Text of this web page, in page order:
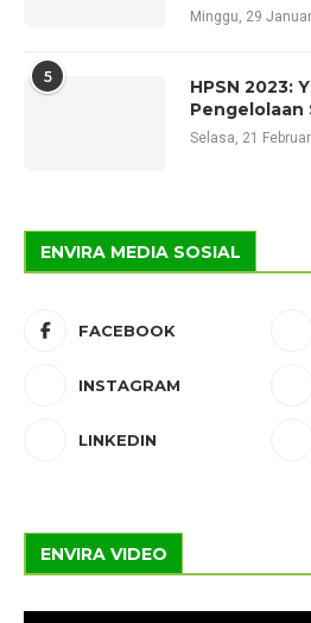
Minggu, 29
5
HPSN 2023:
Pengelolaan
Selasa, 21
ENVIRA MEDIA SOSIAL
FACEBOOK
INSTAGRAM
LINKEDIN
ENVIRA VIDEO